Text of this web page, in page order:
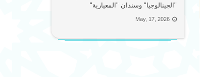
"الجينالوجيا" وسندان "المعيارية"
May, 17, 2026